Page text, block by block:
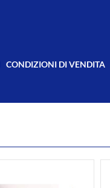
CONDIZIONI DI VENDITA